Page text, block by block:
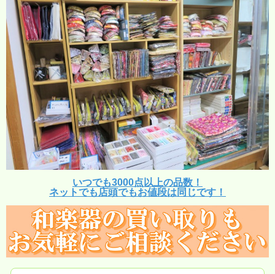
いつでも3000点以上の品数！
ネットでも店頭でもお値段は同じです！